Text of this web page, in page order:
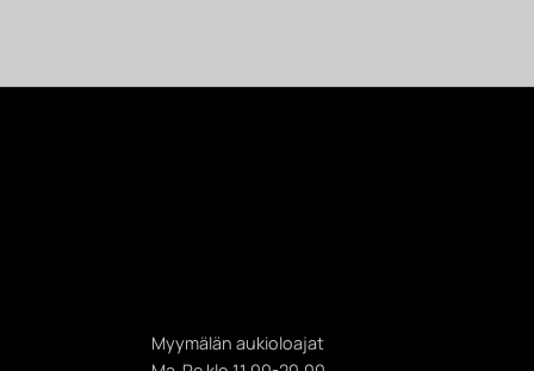
Myymälän aukioloajat